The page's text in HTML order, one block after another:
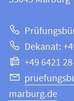
Website
|
und
Informatik
Dekanat:
+49 6421
marburg.de